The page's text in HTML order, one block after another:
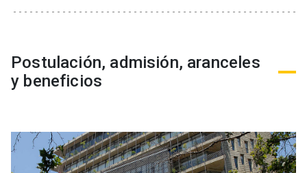
Postulación, admisión, aranceles
y beneficios